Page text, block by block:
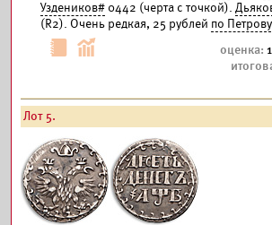
Уздеников# 0442 (черта с точкой).
(R2). Очень редкая, 25 рублей по Петрову
Лот 5.